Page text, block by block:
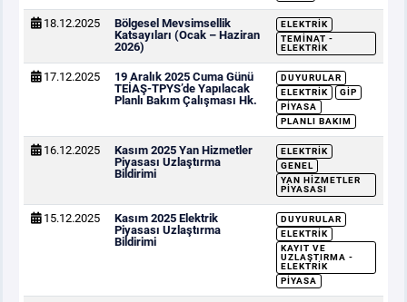
18.12.2025
Bölgesel Mevsimsellik
Katsayıları (Ocak – Haziran
2026)
ELEKTRIK
TEMINAT -
ELEKTRIK
17.12.2025
19 Aralık 2025 Cuma Günü
TEİAŞ-TPYS’de Yapılacak
Planlı Bakım Çalışması Hk.
DUYURULAR
ELEKTRIK
GİP
PIYASA
PLANLI BAKIM
16.12.2025
Kasım 2025 Yan Hizmetler
Piyasası Uzlaştırma
Bildirimi
ELEKTRIK
GENEL
YAN HIZMETLER
PIYASASI
15.12.2025
Kasım 2025 Elektrik
Piyasası Uzlaştırma
Bildirimi
DUYURULAR
ELEKTRIK
KAYIT VE
UZLAŞTIRMA -
ELEKTRIK
PIYASA